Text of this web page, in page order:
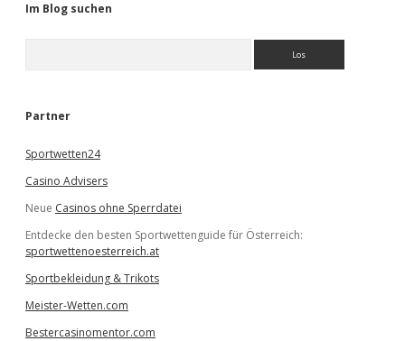
Im Blog suchen
e
Partner
Sportwetten24
Casino Advisers
Neue Casinos ohne Sperrdatei
Entdecke den besten Sportwettenguide für Österreich:
sportwettenoesterreich.at
Sportbekleidung & Trikots
Meister-Wetten.com
Bestercasinomentor.com